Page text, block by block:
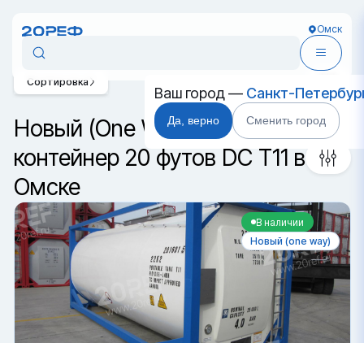
Омск
Ваш город — Санкт-
Да, верно Сменить город
Новый (One Way) танк-
контейнер 20 футов DC T11 в
Омске
Сортировка
В наличии
Новый (one way)